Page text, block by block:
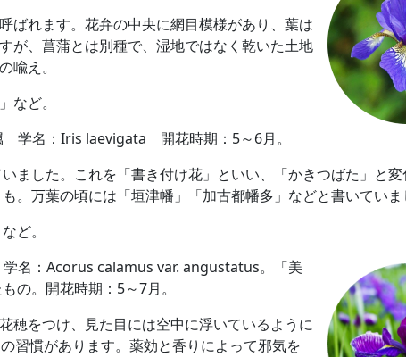
ばれます。花弁の中央に網目模様があり、葉は
が、菖蒲とは別種で、湿地ではなく乾いた土地
喩え。
など。
名：Iris laevigata 開花時期：5～6月。
ました。これを「書き付け花」といい、「かきつばた」と変
。万葉の頃には「垣津幡」「加古都幡多」などと書いていま
ど。
：Acorus calamus var. angustatus。「美
の。開花時期：5～7月。
穂をつけ、見た目には空中に浮いているように
習慣があります。薬効と香りによって邪気を